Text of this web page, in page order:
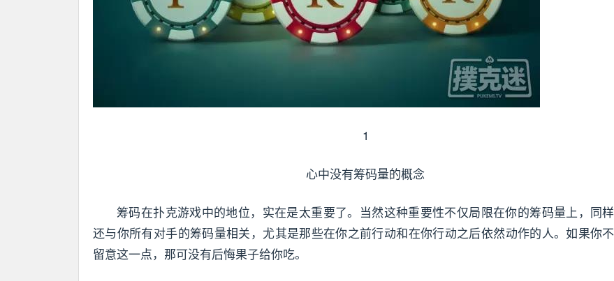
1
心中没有筹码量的概念
筹码在扑克游戏中的地位，实在是太重要了。当然这种重要性不仅局限在你的筹码量上，同样
还与你所有对手的筹码量相关，尤其是那些在你之前行动和在你行动之后依然动作的人。如果你不
留意这一点，那可没有后悔果子给你吃。